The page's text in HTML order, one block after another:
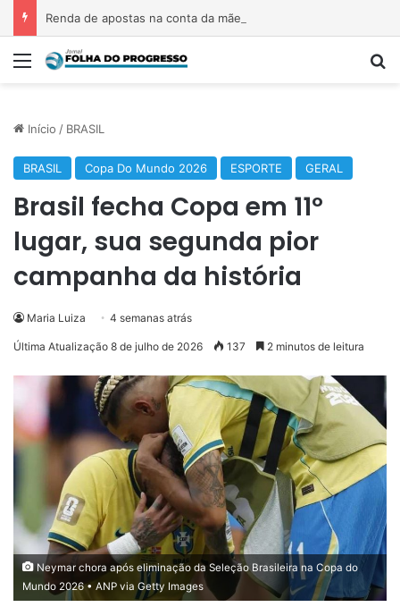
Menu
Início / BRASIL
BRASIL Copa Do Mundo 2026 ESPORTE GERAL
Brasil fecha Copa em 11º
lugar, sua segunda pior
campanha da história
Maria Luiza 4 semanas atrás
Última Atualização 8 de julho de 2026 137 2 minutos de leitura
Neymar chora após eliminação da Seleção Brasileira na Copa do
Mundo 2026 • ANP via Getty Images